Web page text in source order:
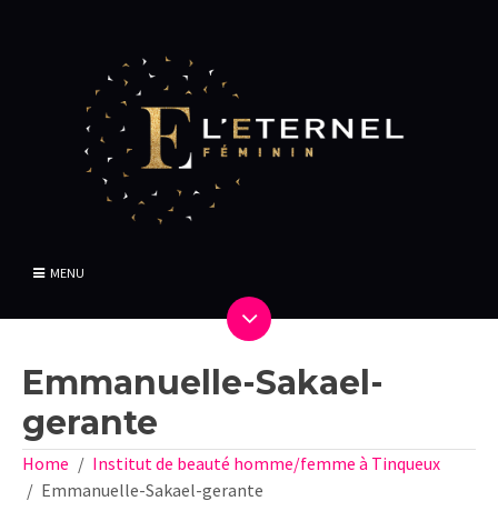
MENU
Emmanuelle-Sakael-
gerante
Home
Institut de beauté homme/femme à Tinqueux
Emmanuelle-Sakael-gerante